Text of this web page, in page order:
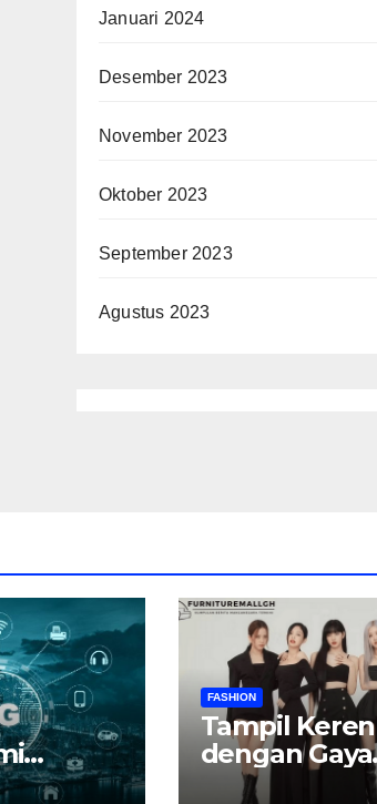
Januari 2024
Desember 2023
November 2023
Oktober 2023
September 2023
Agustus 2023
5G di
FASHION
Tampil Keren
dengan Gaya
Serba Hitam: